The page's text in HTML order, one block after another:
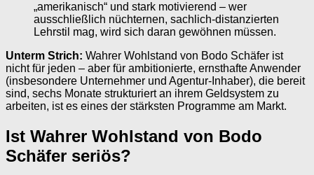
„amerikanisch“ und stark motivierend – wer
ausschließlich nüchternen, sachlich-distanzierten
Lehrstil mag, wird sich daran gewöhnen müssen.
Unterm Strich: Wahrer Wohlstand von Bodo Schäfer ist
nicht für jeden – aber für ambitionierte, ernsthafte Anwender
(insbesondere Unternehmer und Agentur-Inhaber), die bereit
sind, sechs Monate strukturiert an ihrem Geldsystem zu
arbeiten, ist es eines der stärksten Programme am Markt.
Ist Wahrer Wohlstand von Bodo
Schäfer seriös?